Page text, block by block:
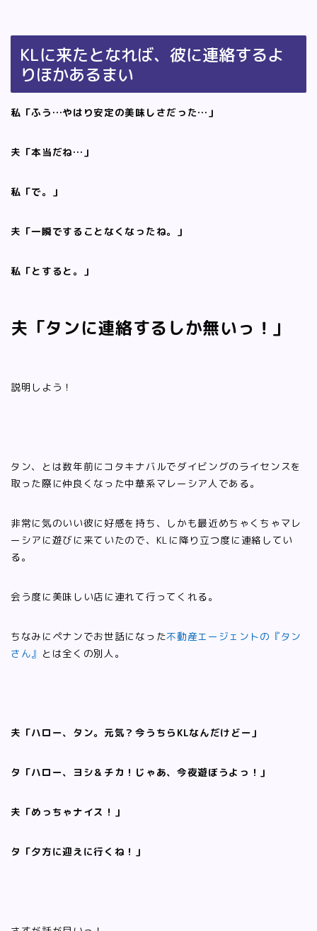
KLに来たとなれば、彼に連絡するよ
りほかあるまい
私「ふう…やはり安定の美味しさだった…」
夫「本当だね…」
私「で。」
夫「一瞬ですることなくなったね。」
私「とすると。」
夫「タンに連絡するしか無いっ！」
説明しよう！
タン、とは数年前にコタキナバルでダイビングのライセンスを
取った際に仲良くなった中華系マレーシア人である。
非常に気のいい彼に好感を持ち、しかも最近めちゃくちゃマレ
ーシアに遊びに来ていたので、KLに降り立つ度に連絡してい
る。
会う度に美味しい店に連れて行ってくれる。
ちなみにペナンでお世話になった不動産エージェントの『タン
さん』 とは全くの別人。
夫「ハロー、タン。元気？今うちらKLなんだけどー」
タ「ハロー、ヨシ＆チカ！じゃあ、今夜遊ぼうよっ！」
夫「めっちゃナイス！」
タ「夕方に迎えに行くね！」